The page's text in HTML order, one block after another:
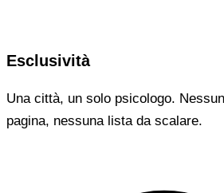
Esclusività
Una città, un solo psicologo.
pagina, nessuna lista da scalare.